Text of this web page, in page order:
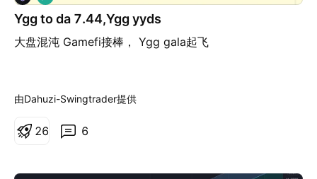
Ygg to da 7.44,Ygg yyds
大盘混沌 Gamefi接棒， Ygg gala起飞
多
由Dahuzi-Swingtrader提供
6
26